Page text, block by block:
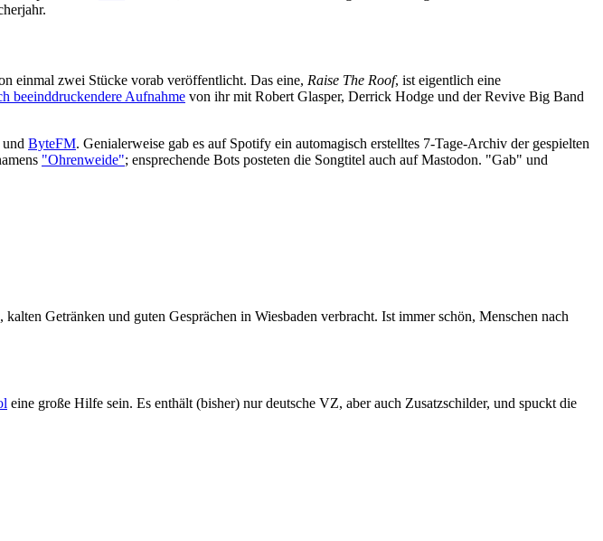
einmal zwei Stücke vorab veröffentlicht. Das eine, Raise The Roof, ist eigentlich eine
beeinddruckendere Aufnahme von ihr mit Robert Glasper, Derrick Hodge und der Revive Big Band
und ByteFM. Genialerweise gab es auf Spotify ein automagisch erstelltes 7-Tage-Archiv der gespielten
"Ohrenweide"; ensprechende Bots posteten die Songtitel auch auf Mastodon. "Gab" und
Getränken und guten Gesprächen in Wiesbaden verbracht. Ist immer schön, Menschen nach
eine große Hilfe sein. Es enthält (bisher) nur deutsche VZ, aber auch Zusatzschilder, und spuckt die